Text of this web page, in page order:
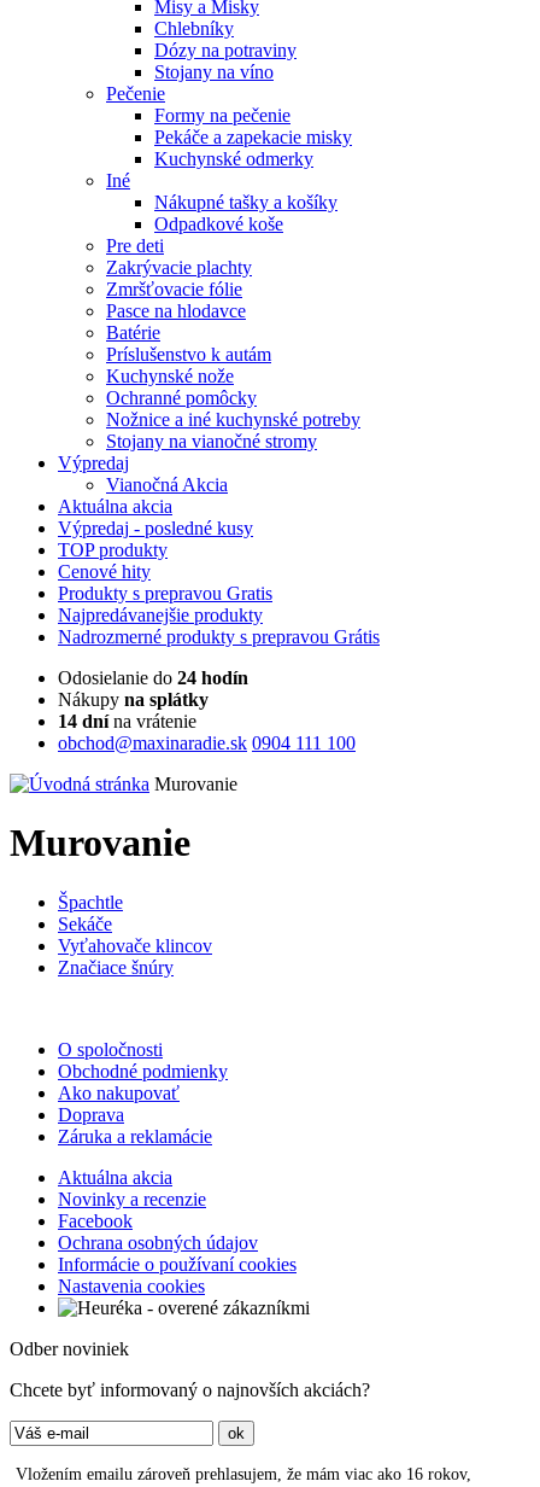
Misy a Misky
Chlebníky
Dózy na potraviny
Stojany na víno
Pečenie
Formy na pečenie
Pekáče a zapekacie misky
Kuchynské odmerky
Iné
Nákupné tašky a košíky
Odpadkové koše
Pre deti
Zakrývacie plachty
Zmršťovacie fólie
Pasce na hlodavce
Batérie
Príslušenstvo k autám
Kuchynské nože
Ochranné pomôcky
Nožnice a iné kuchynské potreby
Stojany na vianočné stromy
Výpredaj
Vianočná Akcia
Aktuálna akcia
Výpredaj - posledné kusy
TOPprodukty
Cenové hity
Produkty s prepravou Gratis
Najpredávanejšie produkty
Nadrozmerné produkty s prepravou Grátis
Odosielanie do 24 hodín
Nákupy na splátky
14 dnína vrátenie
obchod@maxinaradie.sk 0904 111 100
Murovanie
Murovanie
Špachtle
Sekáče
Vyťahovače klincov
Značiace šnúry
O spoločnosti
Obchodné podmienky
Ako nakupovať
Doprava
Záruka a reklamácie
Aktuálna akcia
Novinky a recenzie
Facebook
Ochrana osobných údajov
Informácie o používaní cookies
Nastavenia cookies
Odber noviniek
Chcete byť informovaný o najnovších akciách?
Vložením emailu zároveň prehlasujem, že mám viac ako 16 rokov,